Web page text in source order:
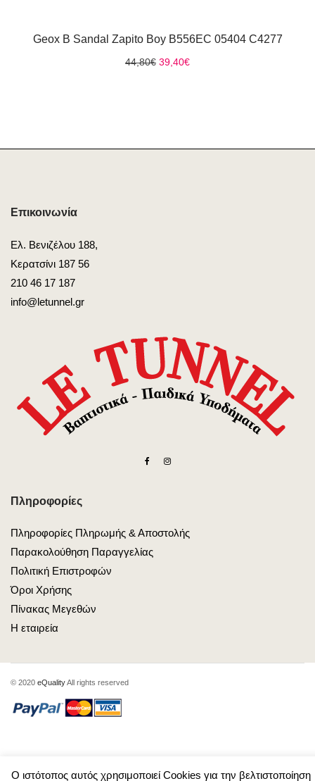
Geox B Sandal Zapito Boy B556EC 05404 C4277
44,80€ Original
39,40€Η
Επικοινωνία
Ελ. Βενιζέλου 188,
Κερατσίνι 187 56
210 46 17 187
info@letunnel.gr
Πληροφορίες
Πληροφορίες Πληρωμής & Αποστολής
Παρακολούθηση Παραγγελίας
Πολιτική Επιστροφών
Όροι Χρήσης
Πίνακας Μεγεθών
Η εταιρεία
© 2020 eQualityAll rights reserved
Ο ιστότοπος αυτός χρησιμοποιεί Cookies για την βελτιστοποίηση